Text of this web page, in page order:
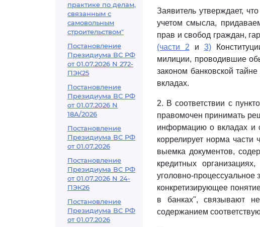
практике по делам,
связанным с
самовольным
строительством"
Постановление
Президиума ВС РФ
от 01.07.2026 N 272-
ПЭК25
Постановление
Президиума ВС РФ
от 01.07.2026 N
18А/2026
Постановление
Президиума ВС РФ
от 01.07.2026
Постановление
Президиума ВС РФ
от 01.07.2026 N 24-
ПЭК26
Постановление
Президиума ВС РФ
от 01.07.2026
Заявитель утверждает,
учетом смысла,
прав и свобод граждан,
(части 2 и 3)
милиции, проводившие
законом банковской
вкладах.
2. В соответствии с
правомочен принимать
информацию о вкладах и
коррелирует норма части
выемка документов,
кредитных
уголовно-процессуальное
конкретизирующее
в банках", связывают
содержанием